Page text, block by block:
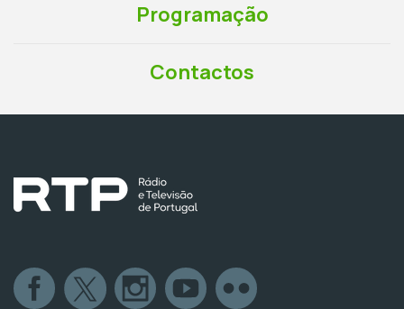
Programação
Contactos